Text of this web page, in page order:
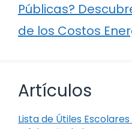
Públicas?
de los Costos
Artículos
Lista de Útiles